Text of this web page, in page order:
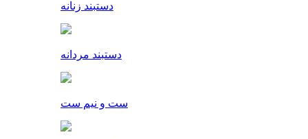
دستبند زنانه
دستبند مردانه
ست و نیم ست